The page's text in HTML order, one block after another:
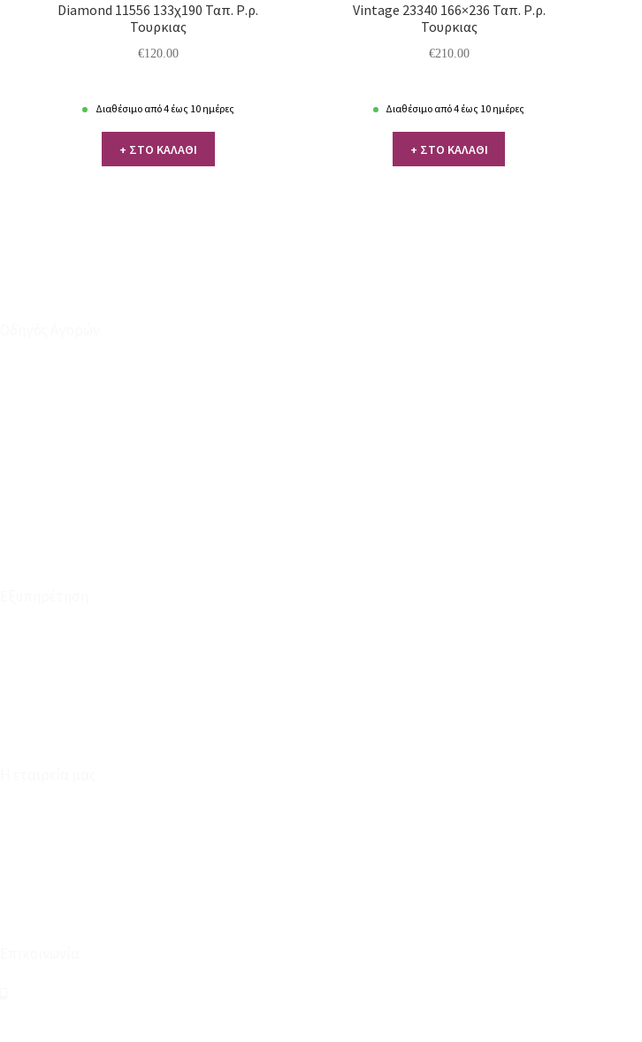
Diamond 11556 133χ190 Ταπ. Ρ.ρ.
Τουρκιας
€120.00
Διαθέσιμο από 4 έως 10 ημέρες
+ ΣΤΟ ΚΑΛΑΘΙ
Vintage 23340 166×236 Ταπ. Ρ.ρ.
Τουρκιας
€210.00
Διαθέσιμο από 4 έως 10 ημέρες
+ ΣΤΟ ΚΑΛΑΘΙ